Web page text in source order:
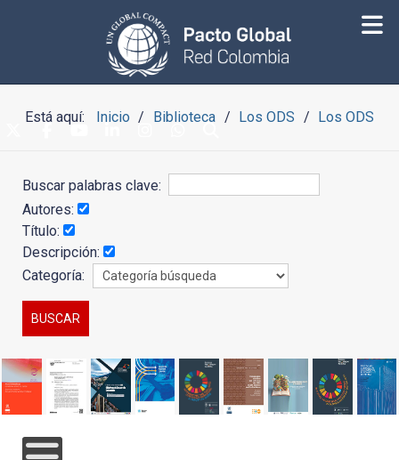
Está aquí: Inicio Biblioteca Los ODS Los ODS
Buscar palabras clave:
Autores:
Título:
Descripción:
Categoría: